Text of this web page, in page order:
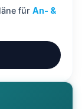
für An- &